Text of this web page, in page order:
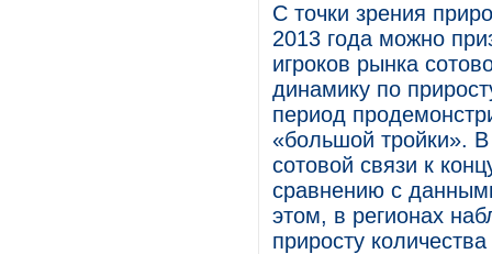
С точки зрения
2013 года можно
игроков рынка
динамику по
период
«большой тройки».
сотовой связи к
сравнению с
этом, в регионах
приросту